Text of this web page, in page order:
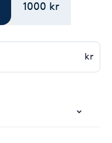
1000 kr
kr